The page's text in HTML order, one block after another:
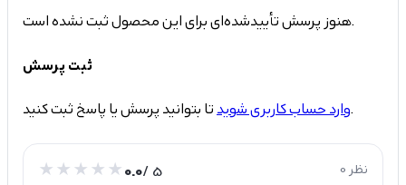
هنوز پرسش تأییدشده‌ای برای این محصول ثبت نشده است.
ثبت پرسش
وارد حساب کاربری شویدتا بتوانید پرسش یا پاسخ ثبت کنید.
0.0/ 5 0 نظر